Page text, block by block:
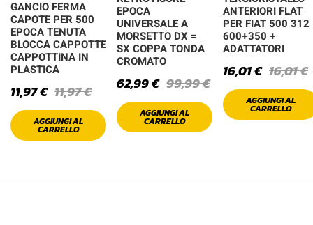
GANCIO FERMA
CAPOTE PER 500
EPOCA TENUTA
BLOCCA CAPPOTTE
CAPPOTTINA IN
PLASTICA
11,97€
11,97€
AGGIUNGI AL
CARRELLO
EPOCA
UNIVERSALE A
MORSETTO DX =
SX COPPA TONDA
CROMATO
99,99€
62,99€
AGGIUNGI AL
CARRELLO
ANTERIORI FLAT
PER FIAT 500 312
600+350 +
ADATTATORI
16,01€
16,01€
AGGIUNGI AL
CARRELLO